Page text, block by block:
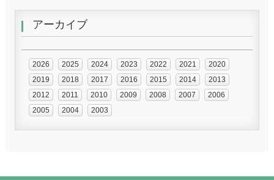
アーカイブ
2026 2025 2024 2023 2022 2021
2020
2019
2018 2017 2016 2015 2014
2013
2012
2011 2010 2009 2008 2007
2006
2005
2004 2003